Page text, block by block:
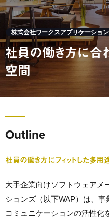
株式会社ワークスアプリケーショ
社員の働き方に合
空間
Outline
社員の働き方にフィットした多
大手企業向けソフトウェアメ
ションズ（以下WAP）は、
コミュニケーションの活性化